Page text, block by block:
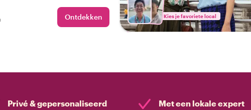
Ontdekken Kies je favoriete local
Privé & gepersonaliseerd Met een lokale expert